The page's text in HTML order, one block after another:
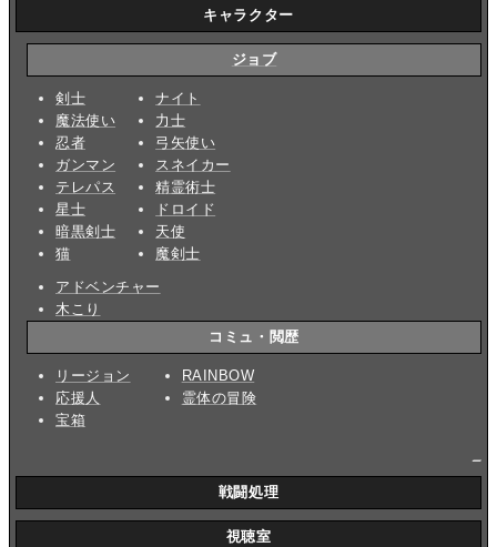
キャラクター
ジョブ
剣士
魔法使い
忍者
ガンマン
テレパス
星士
暗黒剣士
猫
ナイト
力士
弓矢使い
スネイカー
精霊術士
ドロイド
天使
魔剣士
アドベンチャー
木こり
コミュ・閲歴
リージョン
応援人
宝箱
RAINBOW
霊体の冒険
戦闘処理
視聴室